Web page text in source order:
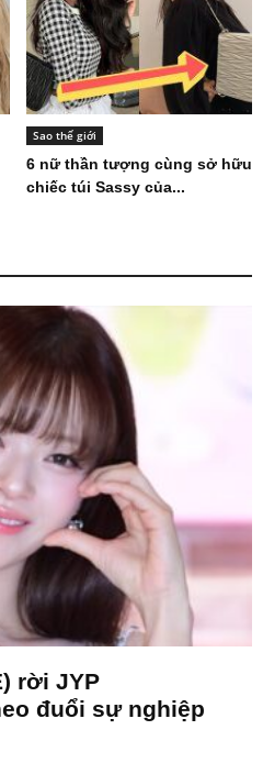
Sao thế giới
6 nữ thần tượng cùng sở hữu
chiếc túi Sassy của...
rời JYP
đuổi sự nghiệp